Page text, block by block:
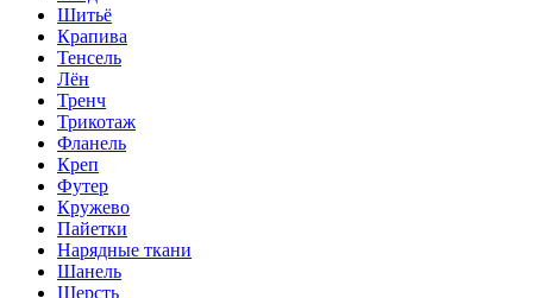
Шитьё
Крапива
Тенсель
Лён
Тренч
Трикотаж
Фланель
Креп
Футер
Кружево
Пайетки
Нарядные ткани
Шанель
Шерсть